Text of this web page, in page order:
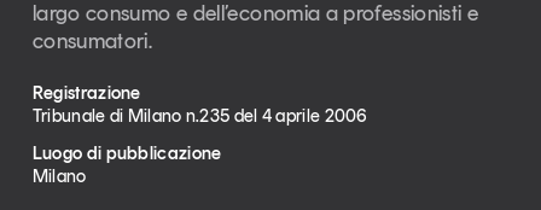
largo consumo e dell’economia a professionisti e
consumatori.
Registrazione
Tribunale di Milano n.235 del 4 aprile 2006
Luogo di pubblicazione
Milano